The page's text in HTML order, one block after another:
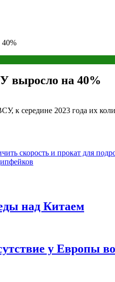
выросло на 40%
к середине 2023 года их
скорость и прокат для
над Китаем
у Европы